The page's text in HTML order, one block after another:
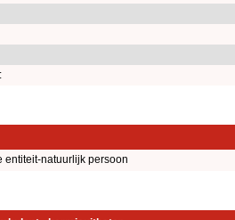
entiteit-natuurlijk persoon